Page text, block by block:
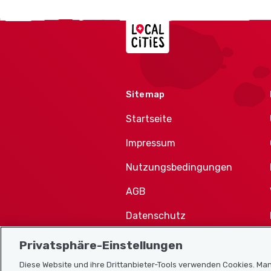
Localcities
Sitemap
Startseite
Impressum
Nutzungsbedingungen
AGB
Datenschutz
Cookie-Richtlinie
Privatsphäre-Einstellungen
Diese Website und ihre Drittanbieter-Tools verwenden Cookies.